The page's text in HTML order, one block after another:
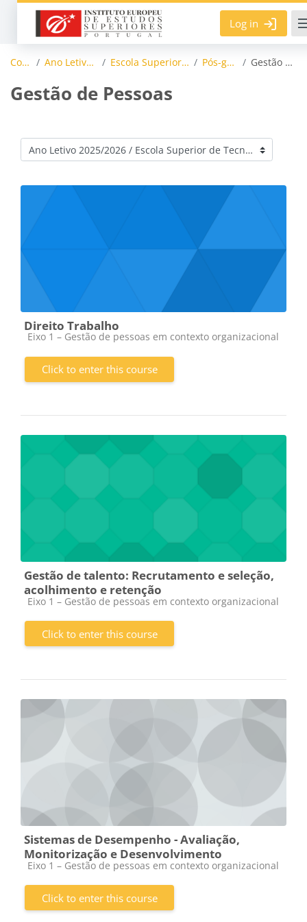
Skip to main content
Log in
Courses Ano Letivo 2025/2026 Escola Superior de Tecnologias Pós-graduação Gestão de Pessoas
Gestão de Pessoas
Course categories
Direito Trabalho
Course category
Eixo 1 – Gestão de pessoas em contexto organizacional
Click to enter this course
Gestão de talento: Recrutamento e seleção,
acolhimento e retenção
Course category
Eixo 1 – Gestão de pessoas em contexto organizacional
Click to enter this course
Sistemas de Desempenho - Avaliação,
Monitorização e Desenvolvimento
Course category
Eixo 1 – Gestão de pessoas em contexto organizacional
Click to enter this course